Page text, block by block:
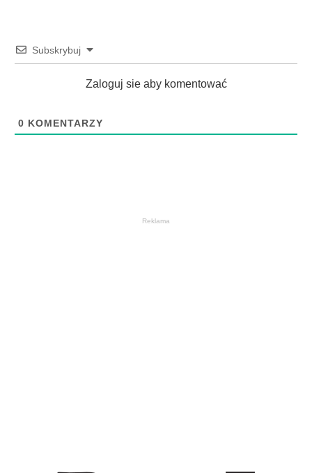
Subskrybuj
Zaloguj sie aby komentować
0 KOMENTARZY
Reklama